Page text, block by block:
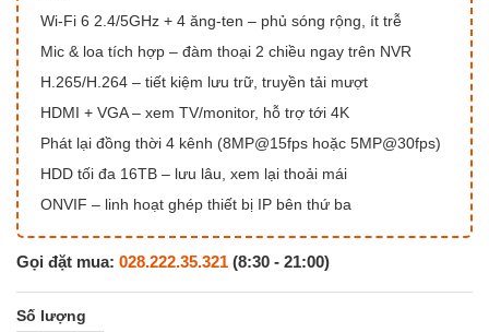
Wi-Fi 6 2.4/5GHz + 4 ăng-ten – phủ sóng rộng, ít trễ
Mic & loa tích hợp – đàm thoại 2 chiều ngay trên NVR
H.265/H.264 – tiết kiệm lưu trữ, truyền tải mượt
HDMI + VGA – xem TV/monitor, hỗ trợ tới 4K
Phát lại đồng thời 4 kênh (8MP@15fps hoặc 5MP@30fps)
HDD tối đa 16TB – lưu lâu, xem lại thoải mái
ONVIF – linh hoạt ghép thiết bị IP bên thứ ba
Gọi đặt mua: 028.222.35.321 (8:30 - 21:00)